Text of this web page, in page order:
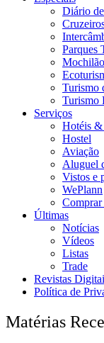
Diário
Parques
Mochilão
Turismo
Turismo
Serviços
Hotéis &
Hostel
Aviação
Aluguel
Vistos e
WePlann
Comprar
Últimas
Notícias
Vídeos
Listas
Trade
Revistas
Política de
Matérias